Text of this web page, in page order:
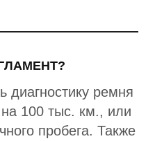
диагностику ремня
100 тыс. км., или
пробега. Также